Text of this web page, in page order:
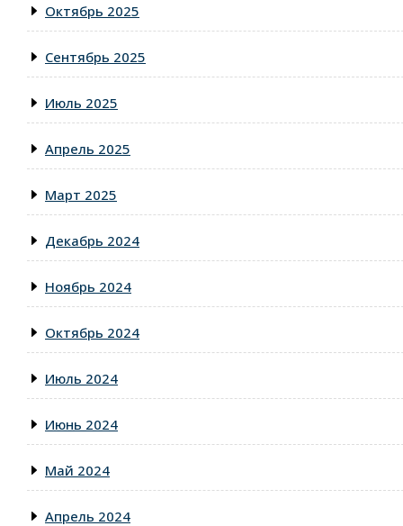
Октябрь 2025
Сентябрь 2025
Июль 2025
Апрель 2025
Март 2025
Декабрь 2024
Ноябрь 2024
Октябрь 2024
Июль 2024
Июнь 2024
Май 2024
Апрель 2024